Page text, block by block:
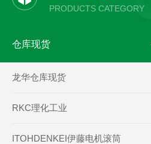
PRODUCTS CATEGORY
仓库现货
龙华仓库现货
RKC理化工业
ITOHDENKEI伊藤电机滚筒